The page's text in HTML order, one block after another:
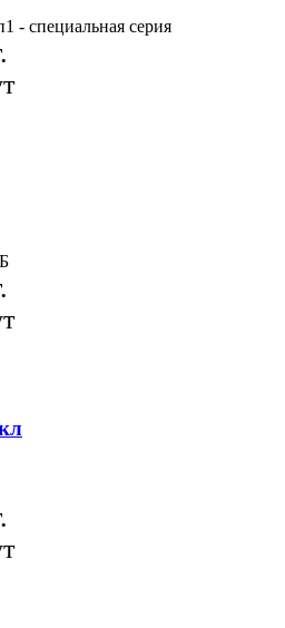
- специальная серия